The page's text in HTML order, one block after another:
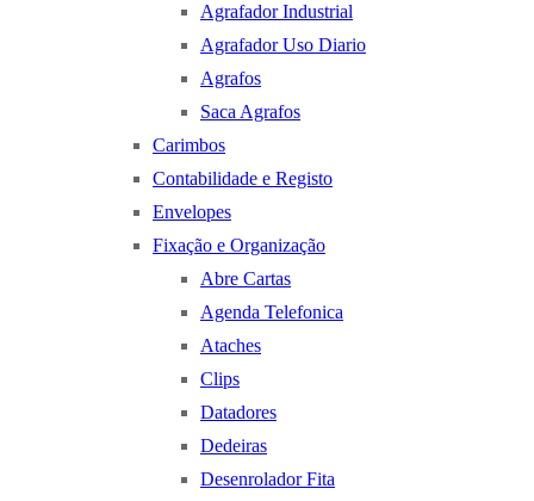
Agrafador Industrial
Agrafador Uso Diario
Agrafos
Saca Agrafos
Carimbos
Contabilidade e Registo
Envelopes
Fixação e Organização
Abre Cartas
Agenda Telefonica
Ataches
Clips
Datadores
Dedeiras
Desenrolador Fita